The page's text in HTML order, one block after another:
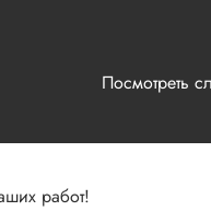
Посмотреть
работ!